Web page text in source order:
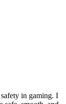
in gaming. I